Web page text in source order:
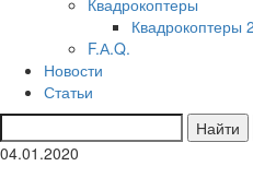
Квадрокоптеры
Квадрокоптеры
F.А.Q.
Новости
Статьи
Найти
04.01.2020